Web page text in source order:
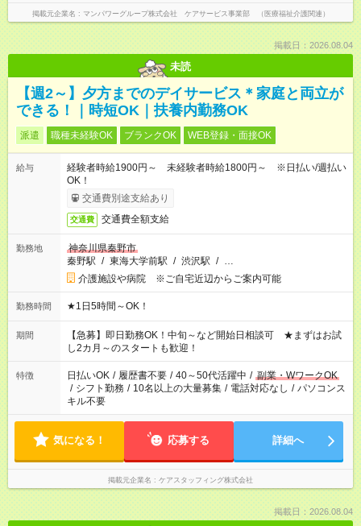
掲載元企業名 マンパワーグループ株式会社 ケアサービス事業部 （医療福祉介護関連）
掲載日：2026.08.04
未読
【週2～】夕方までのデイサービス＊家庭と両立が
できる！｜時短OK｜扶養内勤務OK
派遣 職種未経験OK ブランクOK WEB登録・面接OK
給与
経験者時給1900円～ 未経験者時給1800円～ ※日払い/週払い
OK！
交通費別途支給あり
交通費 交通費全額支給
勤務地
神奈川県秦野市
秦野駅 / 東海大学前駅 / 渋沢駅 / …
介護施設や病院 ※ご自宅近辺からご案内可能
勤務時間 ★1日5時間～OK！
期間
【急募】即日勤務OK！中旬～など開始日相談可 ★まずはお試
し2カ月～のスタートも歓迎！
特徴 日払いOK / 履歴書不要 / 40～50代活躍中 / 副業・WワークOK
/ シフト勤務 / 10名以上の大量募集 / 電話対応なし / パソコンス
キル不要
気になる！ 応募する 詳細へ
掲載元企業名 ケアスタッフィング株式会社
掲載日：2026.08.04